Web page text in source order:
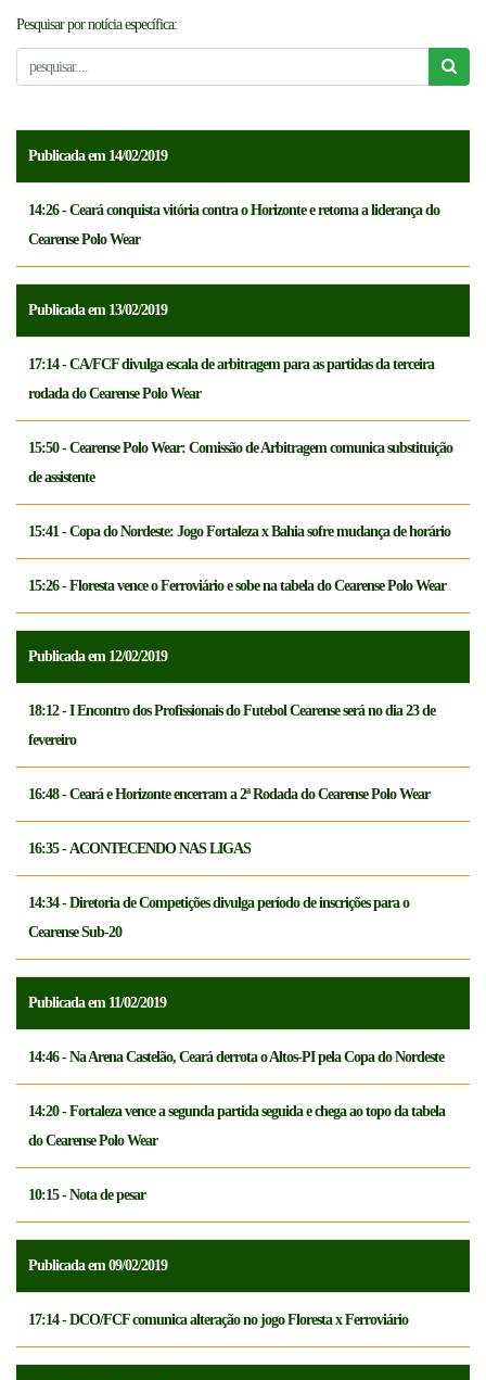
NOTICÍAS
CREDENCIAMENTO
Pesquisar por notícia específica:
Publicada em 14/02/2019
14:26 - Ceará conquista vitória contra o Horizonte e retoma a liderança do
Cearense Polo Wear
Publicada em 13/02/2019
17:14 - CA/FCF divulga escala de arbitragem para as partidas da terceira
rodada do Cearense Polo Wear
15:50 - Cearense Polo Wear: Comissão de Arbitragem comunica substituição
de assistente
15:41 - Copa do Nordeste: Jogo Fortaleza x Bahia sofre mudança de horário
15:26 - Floresta vence o Ferroviário e sobe na tabela do Cearense Polo Wear
Publicada em 12/02/2019
18:12 - I Encontro dos Profissionais do Futebol Cearense será no dia 23 de
fevereiro
16:48 - Ceará e Horizonte encerram a 2ª Rodada do Cearense Polo Wear
16:35 - ACONTECENDO NAS LIGAS
14:34 - Diretoria de Competições divulga período de inscrições para o
Cearense Sub-20
Publicada em 11/02/2019
14:46 - Na Arena Castelão, Ceará derrota o Altos-PI pela Copa do Nordeste
14:20 - Fortaleza vence a segunda partida seguida e chega ao topo da tabela
do Cearense Polo Wear
10:15 - Nota de pesar
Publicada em 09/02/2019
17:14 - DCO/FCF comunica alteração no jogo Floresta x Ferroviário